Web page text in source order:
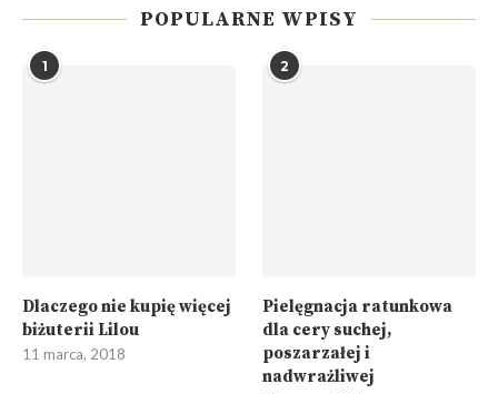
POPULARNE WPISY
1
Dlaczego nie kupię więcej
biżuterii Lilou
11 marca, 2018
2
Pielęgnacja ratunkowa
dla cery suchej,
poszarzałej i
nadwrażliwej